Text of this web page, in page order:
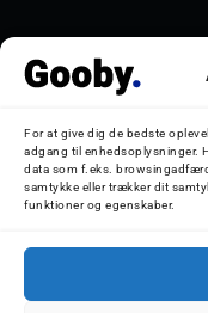
For at give dig de bedste
adgang til enhedsoplysninger.
data som f.eks.
samtykke eller trækker dit
funktioner og egenskaber.
© 2026 Nicolaj